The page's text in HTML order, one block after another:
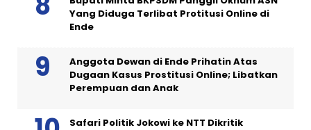
Yang Diduga Terlibat Protitusi Online di
Ende
Anggota Dewan di Ende Prihatin Atas
Dugaan Kasus Prostitusi Online; Libatkan
Perempuan dan Anak
Safari Politik Jokowi ke NTT Dikritik